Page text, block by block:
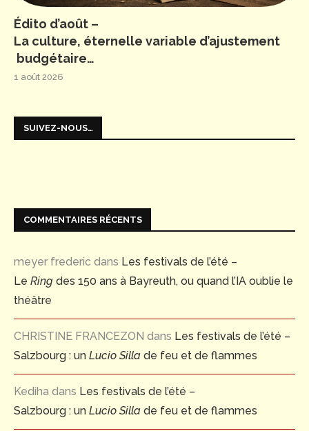
Édito d’août –
La culture, éternelle variable d’ajustement
budgétaire…
1 août 2026
SUIVEZ-NOUS…
COMMENTAIRES RÉCENTS
meyer frederic dans Les festivals de l’été –
Le Ring des 150 ans à Bayreuth, ou quand l’IA oublie le
théâtre
CHRISTINE FRANCEZON dans Les festivals de l’été –
Salzbourg : un Lucio Silla de feu et de flammes
Kediha dans Les festivals de l’été –
Salzbourg : un Lucio Silla de feu et de flammes